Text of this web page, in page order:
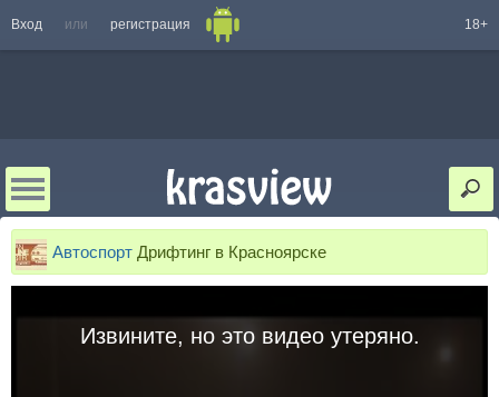
Вход или регистрация 18+
Автоспорт Дрифтинг в Красноярске
Извините, но это видео утеряно.